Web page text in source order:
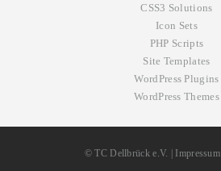
CSS3 Solutions
Icon Sets
PHP Scripts
Site Templates
WordPress Plugins
WordPress Themes
©TC Dellbrück e.V. | Impressum